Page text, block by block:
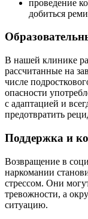
проведение
добиться
В нашей клинике
рассчитанные на
числе
опасности
с адаптацией и
предотвратить
Поддержка и
Возвращение в
наркомании
стрессом. Они
тревожности, а
ситуацию.